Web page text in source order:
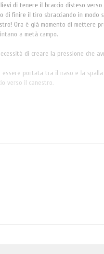
di tenere il braccio disteso verso
di finire il tiro sbracciando in modo
Ora è già momento di mettere
a metà campo.
di creare la pressione che
essere portata tra il naso e la
verso il canestro.